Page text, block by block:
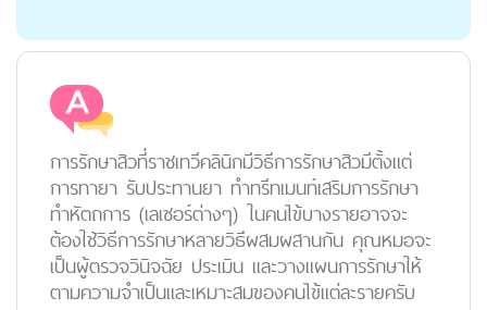
การรักษาสิวที่ราชเทวีคลินิกมีวิธีการรักษาสิวมีตั้งแต่
การทายา รับประทานยา ทำทรีทเมนท์เสริมการรักษา
ทำหัตถการ (เลเซอร์ต่างๆ) ในคนไข้บางรายอาจจะ
ต้องใช้วิธีการรักษาหลายวิธีผสมผสานกัน คุณหมอจะ
เป็นผู้ตรวจวินิจฉัย ประเมิน และวางแผนการรักษาให้
ตามความจำเป็นและเหมาะสมของคนไข้แต่ละรายครับ